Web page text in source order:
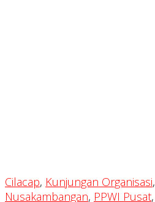
Cilacap, Kunjungan Organisasi,
Nusakambangan, PPWI Pusat,